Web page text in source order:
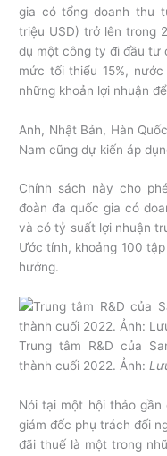
gia có tổng doanh thu
triệu USD) trở lên trong
dụ một công ty đi đầu tư
mức tối thiểu 15%,
những khoản lợi nhuận
Anh, Nhật Bản, Hàn
Nam cũng dự kiến áp
Chính sách này cho
đoàn đa quốc gia có
và có tỷ suất lợi nhuận
Ước tính, khoảng 100
hưởng.
Trung tâm R&D của
thành cuối 2022. Ảnh:
Nói tại một hội thảo gần
giám đốc phụ trách đối
đãi thuế là một trong